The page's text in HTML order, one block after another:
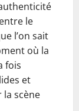
le
l’on sait
où la
fois
et
la scène